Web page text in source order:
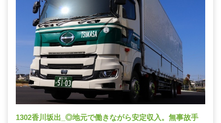
1302香川坂出_◎地元で働きながら安定収入。無事故手